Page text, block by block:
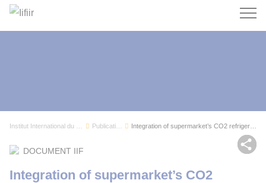
Publications
Integration of supermarket’s CO2 refrigeration ...
DOCUMENT IIF
Integration of supermarket’s CO2